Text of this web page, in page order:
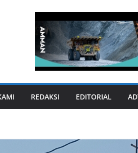
REDAKSI EDITORIAL